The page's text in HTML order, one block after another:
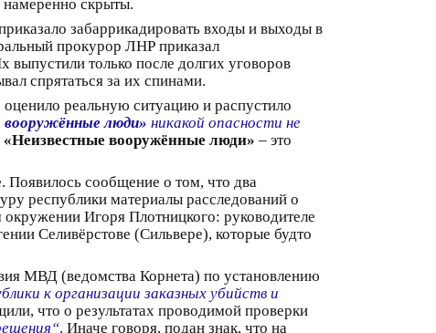
намеренно скрыты.
забаррикадировать входы и выходы в
прокурор ЛНР приказал
только после долгих уговоров
спрятаться за их спинами.
реальную ситуацию и распустило
вооружённые люди» никакой опасности не
«Неизвестные вооружённые люди» – это
сообщение о том, что два
республики материалы расследований о
Игоря Плотницкого: руководителе
Селивёрстове (Сильвере), которые будто
МВД (ведомства Корнета) по установлению
к организации заказных убийств и
что о результатах проводимой проверки
. Иначе говоря, подан знак, что на